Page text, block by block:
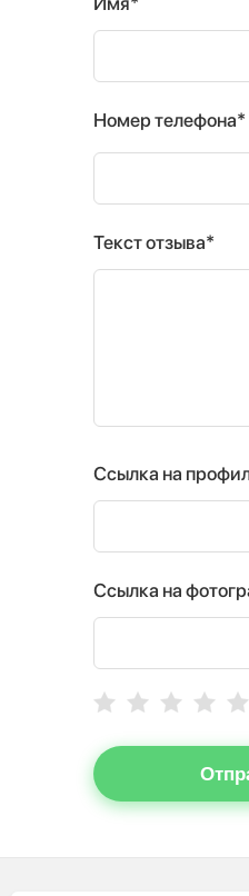
Номер телефона*
Текст отзыва*
Ссылка на
Ссылка на